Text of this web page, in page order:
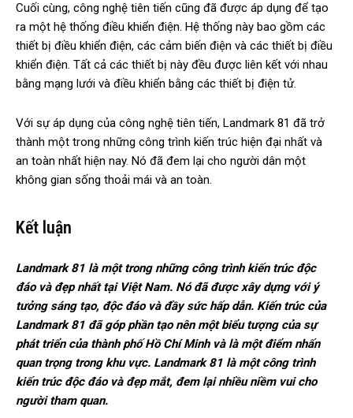
Cuối cùng, công nghệ tiên tiến cũng đã được áp dụng để tạo
ra một hệ thống điều khiển điện. Hệ thống này bao gồm các
thiết bị điều khiển điện, các cảm biến điện và các thiết bị điều
khiển điện. Tất cả các thiết bị này đều được liên kết với nhau
bằng mạng lưới và điều khiển bằng các thiết bị điện tử.
Với sự áp dụng của công nghệ tiên tiến, Landmark 81 đã trở
thành một trong những công trình kiến trúc hiện đại nhất và
an toàn nhất hiện nay. Nó đã đem lại cho người dân một
không gian sống thoải mái và an toàn.
Kết luận
Landmark 81 là một trong những công trình kiến trúc độc
đáo và đẹp nhất tại Việt Nam. Nó đã được xây dựng với ý
tưởng sáng tạo, độc đáo và đầy sức hấp dẫn. Kiến trúc của
Landmark 81 đã góp phần tạo nên một biểu tượng của sự
phát triển của thành phố Hồ Chí Minh và là một điểm nhấn
quan trọng trong khu vực. Landmark 81 là một công trình
kiến trúc độc đáo và đẹp mắt, đem lại nhiều niềm vui cho
người tham quan.